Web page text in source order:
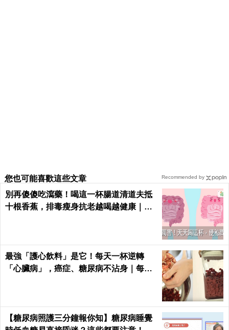
您也可能喜歡這些文章
別再傻傻吃瀉藥！喝這一杯腸道清道夫抵
十根香蕉，排毒瘦身抗老越喝越健康｜每
最強「護心飲料」是它！每天一杯逆轉
「心臟病」，癌症、糖尿病不沾身｜每日
【糖尿病照護三分鐘報你知】糖尿病睡覺
Recommended by